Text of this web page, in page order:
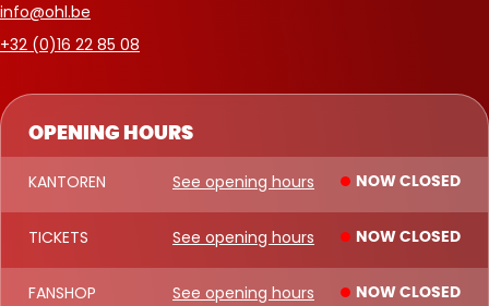
OPENING HOURS
KANTOREN See opening hours NOW CLOSED
TICKETS See opening hours NOW CLOSED
FANSHOP See opening hours NOW CLOSED
info@ohl.be
+32 (0)16 22 85 08